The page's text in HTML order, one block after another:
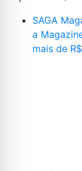
SAGA
a
mais de